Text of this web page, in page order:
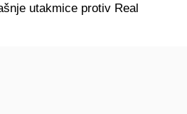
utakmice protiv Real